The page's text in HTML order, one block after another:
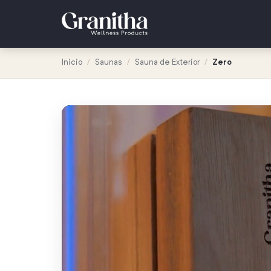
Inicio / Saunas / Sauna de Exterior / Zero